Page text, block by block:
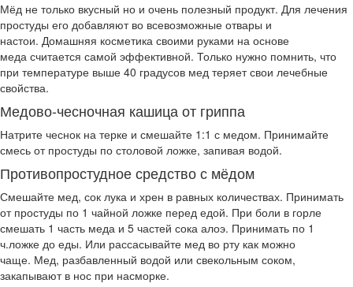
Мёд не только вкусный но и очень полезный продукт. Для лечения
простуды его добавляют во всевозможные отвары и
настои. Домашняя косметика своими руками на основе
меда считается самой эффективной. Только нужно помнить, что
при температуре выше 40 градусов мед теряет свои лечебные
свойства.
Медово-чесночная кашица от гриппа
Натрите чеснок на терке и смешайте 1:1 с медом. Принимайте
смесь от простуды по столовой ложке, запивая водой.
Противопростудное средство с мёдом
Смешайте мед, сок лука и хрен в равных количествах. Принимать
от простуды по 1 чайной ложке перед едой. При боли в горле
смешать 1 часть меда и 5 частей сока алоэ. Принимать по 1
ч.ложке до еды. Или рассасывайте мед во рту как можно
чаще. Мед, разбавленный водой или свекольным соком,
закапывают в нос при насморке.